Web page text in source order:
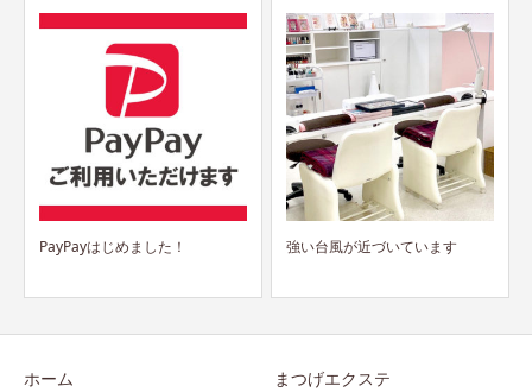
強い台風が近づいています
デビュー前キャンペーン 再開
ホーム
まつげエクステ